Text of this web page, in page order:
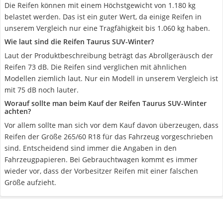
Die Reifen können mit einem Höchstgewicht von 1.180 kg
belastet werden. Das ist ein guter Wert, da einige Reifen in
unserem Vergleich nur eine Tragfähigkeit bis 1.060 kg haben.
Wie laut sind die Reifen Taurus SUV-Winter?
Laut der Produktbeschreibung beträgt das Abrollgeräusch der
Reifen 73 dB. Die Reifen sind verglichen mit ähnlichen
Modellen ziemlich laut. Nur ein Modell in unserem Vergleich ist
mit 75 dB noch lauter.
Worauf sollte man beim Kauf der Reifen Taurus SUV-Winter
achten?
Vor allem sollte man sich vor dem Kauf davon überzeugen, dass
Reifen der Größe 265/60 R18 für das Fahrzeug vorgeschrieben
sind. Entscheidend sind immer die Angaben in den
Fahrzeugpapieren. Bei Gebrauchtwagen kommt es immer
wieder vor, dass der Vorbesitzer Reifen mit einer falschen
Größe aufzieht.